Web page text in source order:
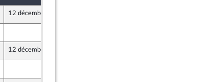
12 décembre 2024
12 décembre 2024